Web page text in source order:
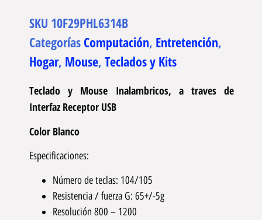
SKU 10F29PHL6314B
Categorías Computación, Entretención,
Hogar, Mouse, Teclados y Kits
Teclado y Mouse Inalambricos, a traves de
Interfaz Receptor USB
Color Blanco
Especificaciones:
Número de teclas: 104/105
Resistencia / fuerza G: 65+/-5g
Resolución 800 – 1200